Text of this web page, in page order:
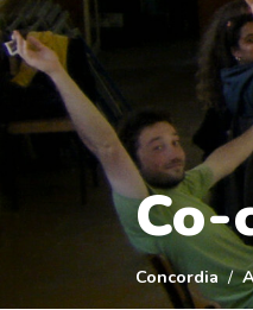
Co-
Concordia